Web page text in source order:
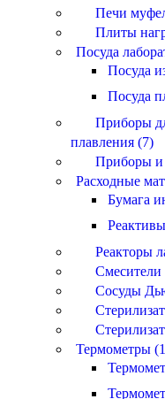
Печи
Плиты
Посуда
Посуда
Посуда
Приборы
плавления (7)
Приборы и
Расходные
Бумага
Реакторы
Сосуды
Термометры